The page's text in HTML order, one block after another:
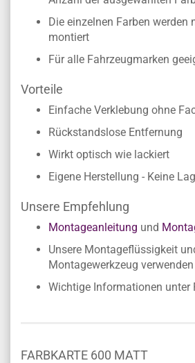
Die einzelnen Farben werden
montiert
Für alle Fahrzeugmarken
Vorteile
Einfache Verklebung ohne
Rückstandslose Entfernung
Wirkt optisch wie lackiert
Eigene Herstellung - Keine
Unsere Empfehlung
Montageanleitung und
Unsere Montageflüssigkeit
Montagewerkzeug verwenden
Wichtige Informationen unter
FARBKARTE 600 MATT